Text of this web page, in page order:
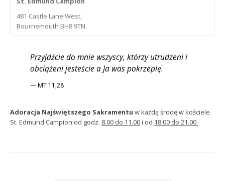
481 Castle Lane West,
Bournemouth BH8 9TN
Przyjdźcie do mnie wszyscy, którzy utrudzeni i
obciążeni jesteście a Ja was pokrzepię.
— MT 11,28
Adoracja Najświętszego Sakramentu w każdą środę w kościele
St. Edmund Campion od godz. 8.00 do 11.00i od 18.00 do 21.00.